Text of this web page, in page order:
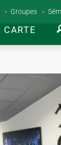
CARTE
Groupes